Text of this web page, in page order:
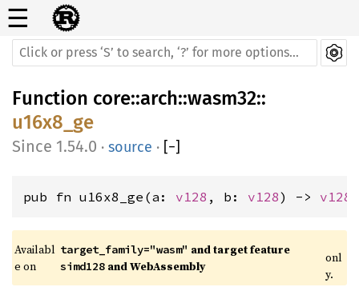
☰
Function core::arch::wasm32::
u16x8_ge
1.54.0 · source · [−]
pub fn u16x8_ge(a: v128 , b: v128) -> v128
Availabl
e on
target_family="wasm" and target feature
simd128 and WebAssembly
onl
y.